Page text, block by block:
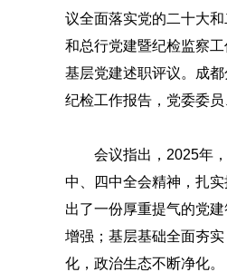
议全面落实党的二十大
和总行党建暨纪检监察
基层党建述职评议。成
纪检工作报告，党委委员
会议指出，2025年
中、四中全会精神，扎
出了一份厚重提气的党
增强；基层基础全面夯
化，政治生态不断净化。